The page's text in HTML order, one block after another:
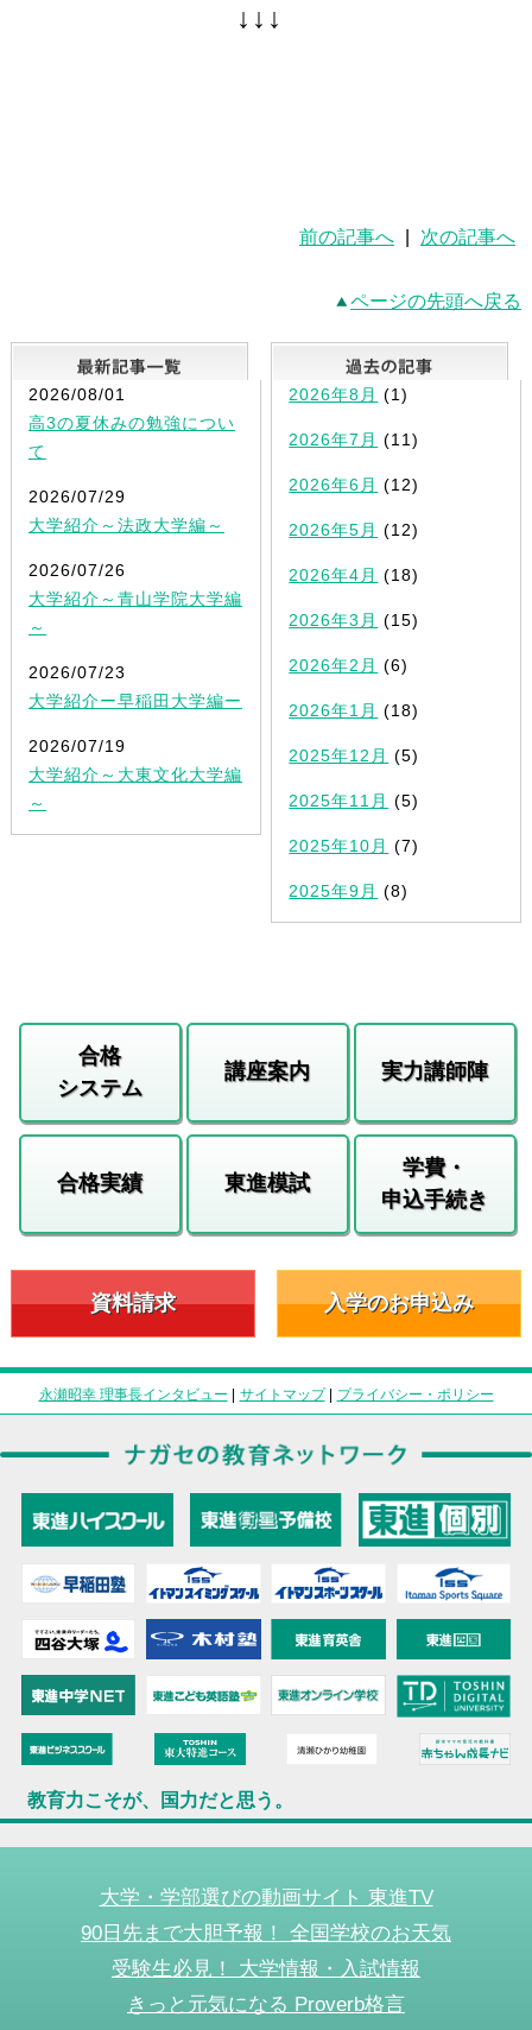
↓↓↓
前の記事へ 次の記事へ
ページの先頭へ戻る
最新記事一覧
2026/08/01
高3の夏休みの勉強につい
て
2026/07/29
大学紹介～法政大学編～
2026/07/26
大学紹介～青山学院大学編
～
2026/07/23
大学紹介ー早稲田大学編ー
2026/07/19
大学紹介～大東文化大学編
～
2026年8月 (1)
2026年7月 (11)
2026年6月 (12)
2026年5月 (12)
2026年4月 (18)
2026年3月 (15)
2026年2月 (6)
2026年1月 (18)
2025年12月 (5)
2025年11月 (5)
2025年10月 (7)
2025年9月 (8)
合格
システム
講座案内 実力講師陣
合格実績 東進模試
学費・
申込手続き
資料請求 入学のお申込み
永瀬昭幸 理事長インタビュー | サイトマップ| プライバシー・ポリシー
教育力こそが、国力だと思う。
大学・学部選びの動画サイト 東進TV
90日先まで大胆予報！ 全国学校のお天気
受験生必見！ 大学情報・入試情報
きっと元気になる Proverb格言